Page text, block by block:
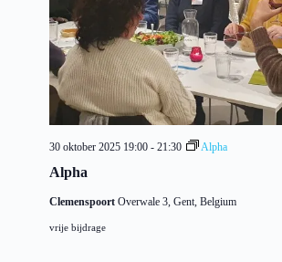
Alpha
30 oktober 2025 19:00 - 21:30 Alpha
Clemenspoort Overwale 3, Gent, Belgium
vrije bijdrage